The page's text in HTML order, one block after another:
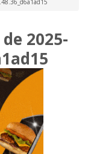
2025-